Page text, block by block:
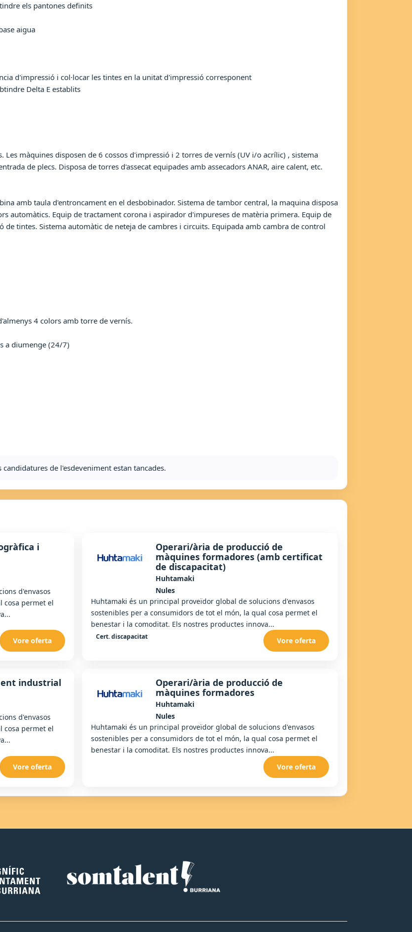
els pantones definits
aigua
d'impressió i col·locar les tintes en la unitat d'impressió corresponent
Delta E establits
màquines disposen de 6 cossos d'impressió i 2 torres de vernís (UV i/o acrílic) , sistema
de plecs. Disposa de torres d'assecat equipades amb assecadors ANAR, aire calent, etc.
amb taula d'entroncament en el desbobinador. Sistema de tambor central, la maquina disposa
automàtics. Equip de tractament corona i aspirador d'impureses de matèria primera. Equip de
tintes. Sistema automàtic de neteja de cambres i circuits. Equipada amb cambra de control
4 colors amb torre de vernís.
a diumenge (24/7)
de l'esdeveniment estan tancades.
i
d'envasos
cosa permet el
Vore oferta
Operari/ària de producció de
màquines formadores (amb certificat
de discapacitat)
Huhtamaki
Nules
Huhtamaki és un principal proveïdor global de solucions d'envasos
sostenibles per a consumidors de tot el món, la qual cosa permet el
benestar i la comoditat. Els nostres productes innova...
Cert. discapacitat Vore oferta
industrial
d'envasos
cosa permet el
Vore oferta
Operari/ària de producció de
màquines formadores
Huhtamaki
Nules
Huhtamaki és un principal proveïdor global de solucions d'envasos
sostenibles per a consumidors de tot el món, la qual cosa permet el
benestar i la comoditat. Els nostres productes innova...
Vore oferta